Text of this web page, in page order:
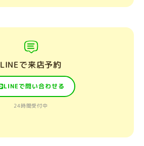
LINEで来店予約
LINEで問い合わせる
24時間受付中